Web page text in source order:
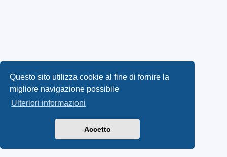
Questo sito utilizza cookie al fine di fornire la
migliore navigazione possibile
Ulteriori informazioni
Accetto